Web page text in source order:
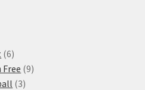
66
produktů
Free 99
33